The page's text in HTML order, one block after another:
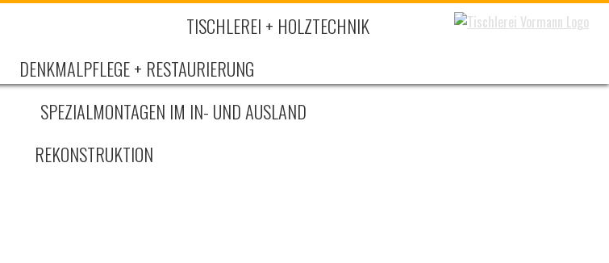
TISCHLEREI + HOLZTECHNIK
DENKMALPFLEGE + RESTAURIERUNG
SPEZIALMONTAGEN IM IN- UND AUSLAND
REKONSTRUKTION